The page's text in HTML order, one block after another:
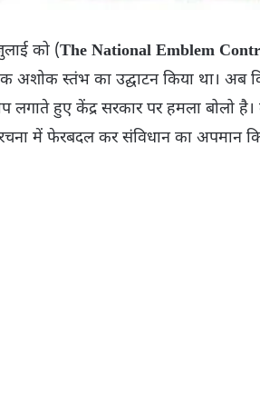
को (The National Emblem
अशोक स्तंभ का उद्घाटन किया था। अब
हुए केंद्र सरकार पर हमला बोलो
में फेरबदल कर संविधान का अपमान